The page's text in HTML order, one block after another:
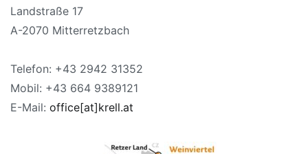
Landstraße 17
A-2070 Mitterretzbach
Telefon: +43 2942 31352
Mobil: +43 664 9389121
E-Mail: office[at]krell.at